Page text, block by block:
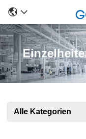
Alle Kategorien